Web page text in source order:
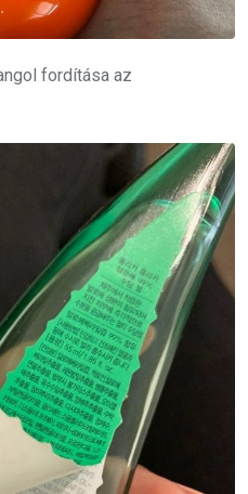
fordítása az